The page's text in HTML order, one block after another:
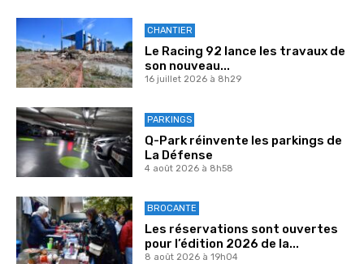
CHANTIER
Le Racing 92 lance les travaux de
son nouveau...
16 juillet 2026 à 8h29
PARKINGS
Q-Park réinvente les parkings de
La Défense
4 août 2026 à 8h58
BROCANTE
Les réservations sont ouvertes
pour l’édition 2026 de la...
8 août 2026 à 19h04